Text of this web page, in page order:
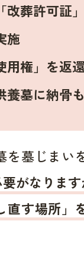
葬許可証
施
用権」を返還
養墓に納骨
墓じまい
がなりま
直す場所」